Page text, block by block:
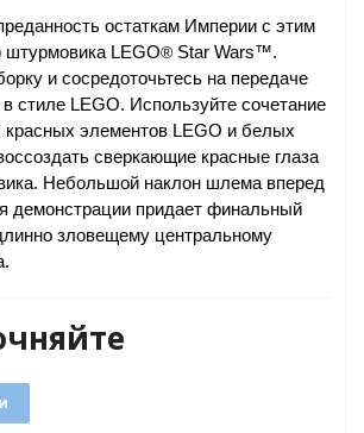
остаткам Империи с этим
LEGO® Star Wars™.
и сосредоточьтесь на передаче
стиле LEGO. Используйте сочетание
красных элементов LEGO и белых
сверкающие красные глаза
Небольшой наклон шлема вперед
демонстрации придает финальный
зловещему центральному